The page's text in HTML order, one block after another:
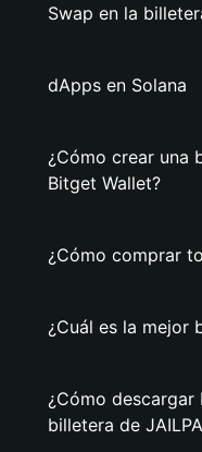
Swap en la
dApps en Solana
¿Cómo crear una
Bitget Wallet?
¿Cómo comprar
¿Cuál es la mejor
¿Cómo
billetera de